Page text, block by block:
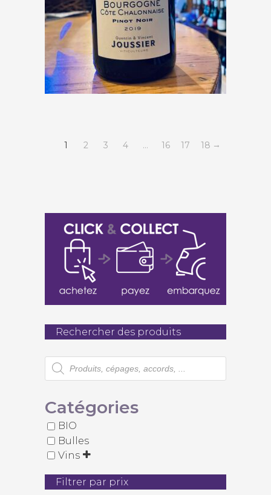
Domaine de l’Évêché
« Bourgogne Côte
Chalonnaise » 2019
€13,00
1 2 3 4 … 16 17 18 →
Rechercher des produits
Recherche
de
produits
Catégories
BIO
Bulles
Vins
Filtrer par prix